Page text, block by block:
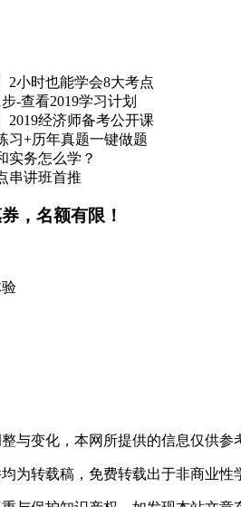
2小时也能学会8大考点
-查看2019学习计划
2019经济师备考公开课
习+历年真题一键做题
实务怎么学？
串讲班首推
，名额有限！
与变化，本网所提供的信息仅供参
为转载稿，免费转载出于非商业性